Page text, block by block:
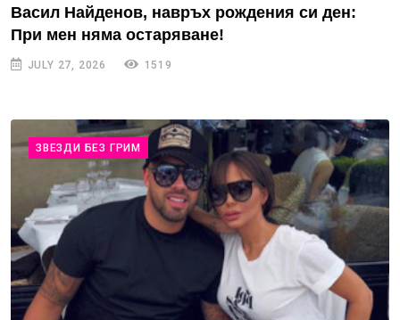
Васил Найденов, навръх рождения си ден:
При мен няма остаряване!
JULY 27, 2026 1519
ЗВЕЗДИ БЕЗ ГРИМ